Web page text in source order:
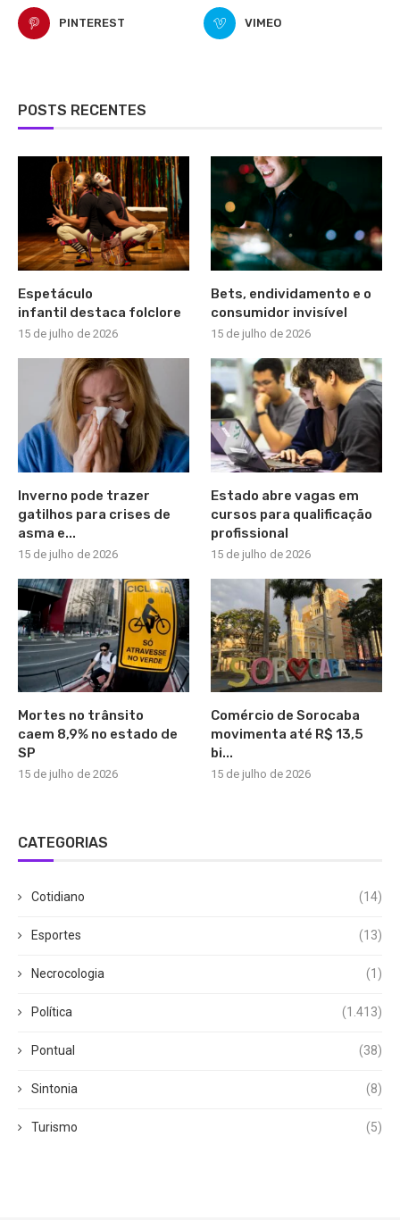
PINTEREST VIMEO
POSTS RECENTES
Espetáculo
infantil destaca folclore
15 de julho de 2026
Bets, endividamento e o
consumidor invisível
15 de julho de 2026
Inverno pode trazer
gatilhos para crises de
asma e...
15 de julho de 2026
Estado abre vagas em
cursos para qualificação
profissional
15 de julho de 2026
Mortes no trânsito
caem 8,9% no estado de
SP
15 de julho de 2026
Comércio de Sorocaba
movimenta até R$ 13,5
bi...
15 de julho de 2026
CATEGORIAS
Cotidiano (14)
Esportes (13)
Necrocologia (1)
Política (1.413)
Pontual (38)
Sintonia (8)
Turismo (5)